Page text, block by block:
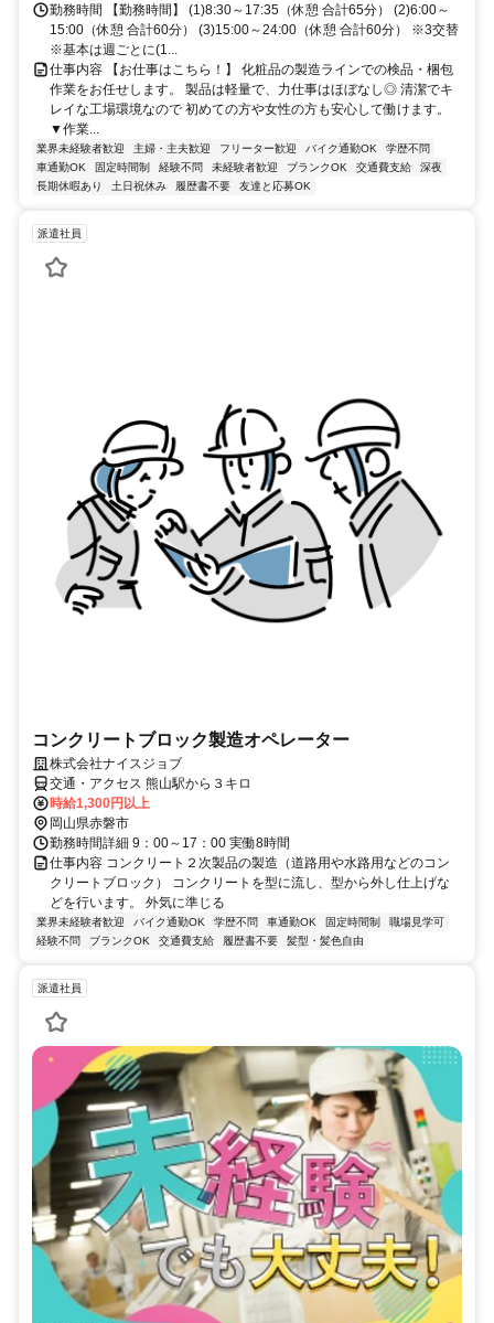
勤務時間 【勤務時間】 (1)8:30～17:35（休憩 合計65分） (2)6:00～
15:00（休憩 合計60分） (3)15:00～24:00（休憩 合計60分） ※3交替
※基本は週ごとに(1...
仕事内容 【お仕事はこちら！】 化粧品の製造ラインでの検品・梱包
作業をお任せします。 製品は軽量で、力仕事はほぼなし◎ 清潔でキ
レイな工場環境なので 初めての方や女性の方も安心して働けます。
▼作業...
業界未経験者歓迎 主婦・主夫歓迎 フリーター歓迎 バイク通勤OK
学歴不問
車通勤OK
固定時間制 経験不問 未経験者歓迎 ブランクOK 交通費支給
深夜
長期休暇あり
土日祝休み 履歴書不要 友達と応募OK
派遣社員
コンクリートブロック製造オペレーター
株式会社ナイスジョブ
交通・アクセス 熊山駅から３キロ
時給1,300円以上
岡山県赤磐市
勤務時間詳細 9：00～17：00 実働8時間
仕事内容 コンクリート２次製品の製造（道路用や水路用などのコン
クリートブロック） コンクリートを型に流し、型から外し仕上げな
どを行います。 外気に準じる
業界未経験者歓迎 バイク通勤OK 学歴不問 車通勤OK 固定時間制
職場見学可
経験不問
ブランクOK 交通費支給 履歴書不要 髪型・髪色自由
派遣社員